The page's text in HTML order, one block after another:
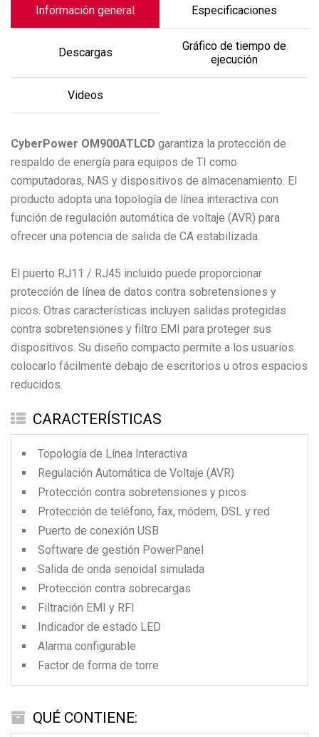
Información general Especificaciones
Descargas
Gráfico de tiempo de
ejecución
Videos
CyberPower OM900ATLCD garantiza la protección de
respaldo de energía para equipos de TI como
computadoras, NAS y dispositivos de almacenamiento. El
producto adopta una topología de línea interactiva con
función de regulación automática de voltaje (AVR) para
ofrecer una potencia de salida de CA estabilizada.
El puerto RJ11 / RJ45 incluido puede proporcionar
protección de línea de datos contra sobretensiones y
picos. Otras características incluyen salidas protegidas
contra sobretensiones y filtro EMI para proteger sus
dispositivos. Su diseño compacto permite a los usuarios
colocarlo fácilmente debajo de escritorios u otros espacios
reducidos.
CARACTERÍSTICAS
Topología de Línea Interactiva
Regulación Automática de Voltaje (AVR)
Protección contra sobretensiones y picos
Protección de teléfono, fax, módem, DSL y red
Puerto de conexión USB
Software de gestión PowerPanel
Salida de onda senoidal simulada
Protección contra sobrecargas
Filtración EMI y RFI
Indicador de estado LED
Alarma configurable
Factor de forma de torre
QUÉ CONTIENE: